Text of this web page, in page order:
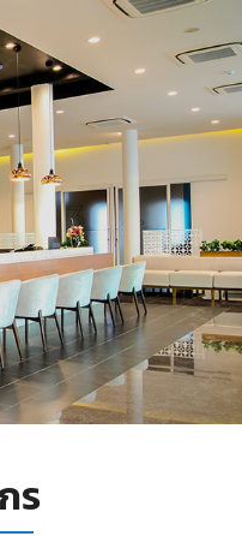
17.00 / อาทิตย์ 09.00-
094-608-0022
ร